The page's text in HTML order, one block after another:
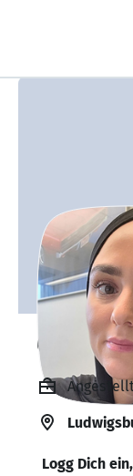
Gülhan
Logg Dich